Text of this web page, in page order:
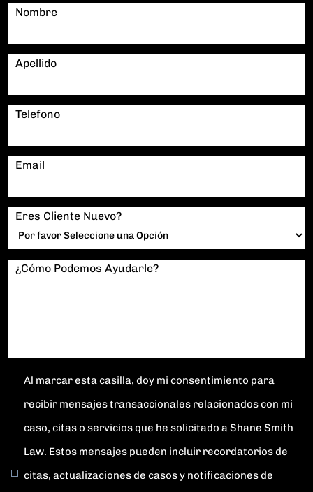
Nombre
Apellido
Telefono
Email
Eres Cliente Nuevo?
¿Cómo Podemos Ayudarle?
Al marcar esta casilla, doy mi consentimiento para
recibir mensajes transaccionales relacionados con mi
caso, citas o servicios que he solicitado a Shane Smith
Law. Estos mensajes pueden incluir recordatorios de
citas, actualizaciones de casos y notificaciones de